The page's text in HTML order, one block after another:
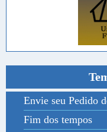
Envie seu Pedido
Fim dos tempos